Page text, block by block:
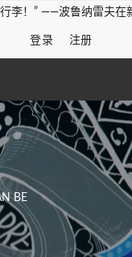
李！” ——波鲁纳雷夫在
登录 注册
BE